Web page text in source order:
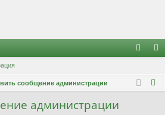
д и
ация
сообщение администрации
администрации